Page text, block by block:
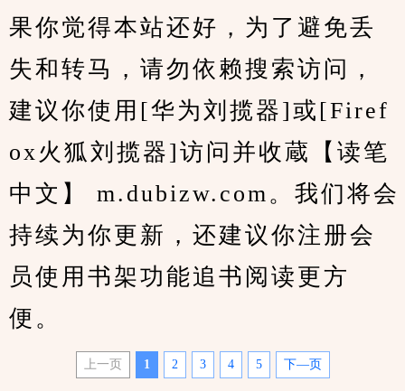
果你觉得本站还好，为了避免丢
失和转马，请勿依赖搜索访问，
建议你使用[华为刘揽器]或[Firef
ox火狐刘揽器]访问并收蔵【读笔
中文】 m.dubizw.com。我们将会
持续为你更新，还建议你注册会
员使用书架功能追书阅读更方
便。
上一页 1 2 3 4 5 下—页